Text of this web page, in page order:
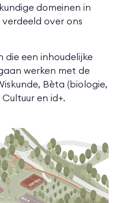
domeinen in
over ons
die een inhoudelijke
werken met de
Bèta (biologie,
en id+.